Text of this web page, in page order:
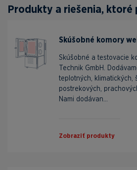
Produkty a riešenia, ktoré
Skúšobné komory
Skúšobné a testovacie
Technik GmbH.
teplotných, klimatických,
postrekových,
Nami dodávan...
Zobraziť produkty